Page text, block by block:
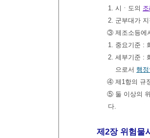
1. 시ㆍ도의
2. 군부대가
③ 제조소등에
1. 중요기준 :
2. 세부기준 :
으로서 행
④ 제1항의 규
⑤ 둘 이상의
다.
제2장 위험물시